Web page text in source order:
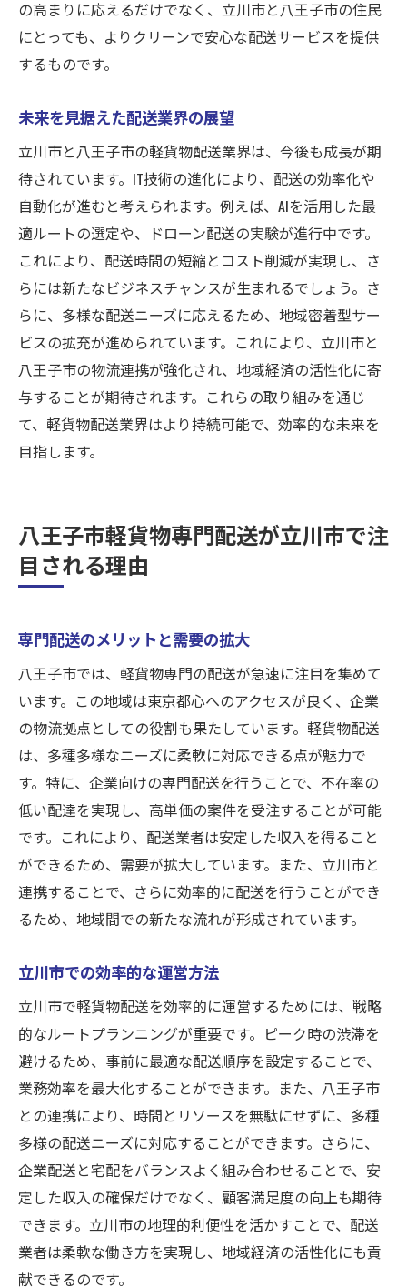
市場の変化に対応するビジネス戦略
将来的な成長と安定を見据えた展望
の高まりに応えるだけでなく、立川市と八王子市の住民
にとっても、よりクリーンで安心な配送サービスを提供
するものです。
未来を見据えた配送業界の展望
立川市と八王子市の軽貨物配送業界は、今後も成長が期
待されています。IT技術の進化により、配送の効率化や
自動化が進むと考えられます。例えば、AIを活用した最
適ルートの選定や、ドローン配送の実験が進行中です。
これにより、配送時間の短縮とコスト削減が実現し、さ
らには新たなビジネスチャンスが生まれるでしょう。さ
らに、多様な配送ニーズに応えるため、地域密着型サー
ビスの拡充が進められています。これにより、立川市と
八王子市の物流連携が強化され、地域経済の活性化に寄
与することが期待されます。これらの取り組みを通じ
て、軽貨物配送業界はより持続可能で、効率的な未来を
目指します。
八王子市軽貨物専門配送が立川市で注
目される理由
専門配送のメリットと需要の拡大
八王子市では、軽貨物専門の配送が急速に注目を集めて
います。この地域は東京都心へのアクセスが良く、企業
の物流拠点としての役割も果たしています。軽貨物配送
は、多種多様なニーズに柔軟に対応できる点が魅力で
す。特に、企業向けの専門配送を行うことで、不在率の
低い配達を実現し、高単価の案件を受注することが可能
です。これにより、配送業者は安定した収入を得ること
ができるため、需要が拡大しています。また、立川市と
連携することで、さらに効率的に配送を行うことができ
るため、地域間での新たな流れが形成されています。
立川市での効率的な運営方法
立川市で軽貨物配送を効率的に運営するためには、戦略
的なルートプランニングが重要です。ピーク時の渋滞を
避けるため、事前に最適な配送順序を設定することで、
業務効率を最大化することができます。また、八王子市
との連携により、時間とリソースを無駄にせずに、多種
多様の配送ニーズに対応することができます。さらに、
企業配送と宅配をバランスよく組み合わせることで、安
定した収入の確保だけでなく、顧客満足度の向上も期待
できます。立川市の地理的利便性を活かすことで、配送
業者は柔軟な働き方を実現し、地域経済の活性化にも貢
献できるのです。